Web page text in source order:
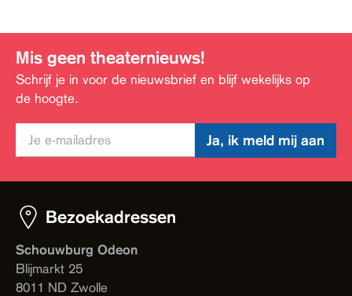
Mis geen theaternieuws!
Schrijf je in voor de nieuwsbrief en blijf wekelijks op
de hoogte.
Ja, ik meld mij aan
Bezoekadressen
Schouwburg Odeon
Blijmarkt 25
8011 ND Zwolle